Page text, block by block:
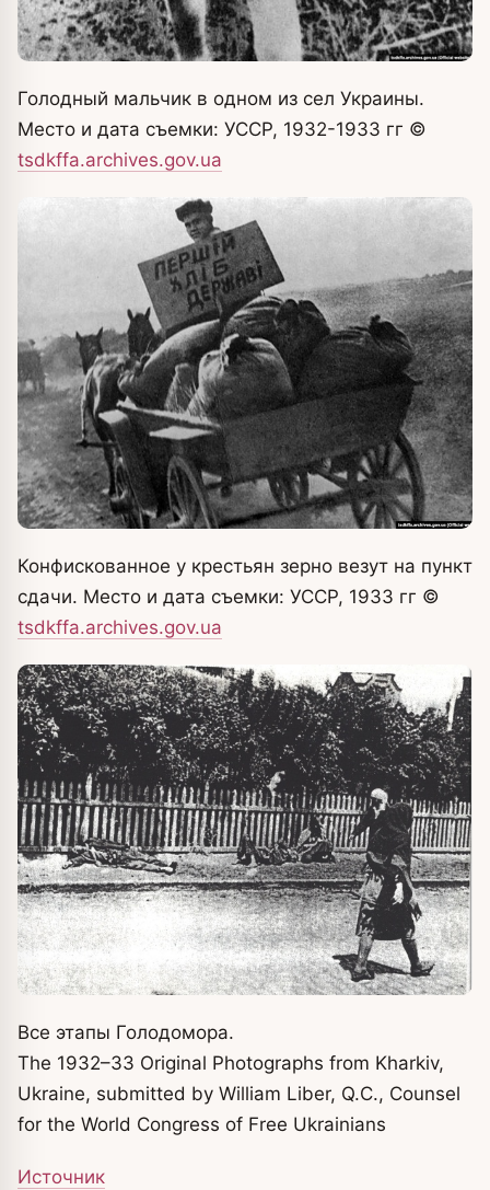
Голодный мальчик в одном из сел Украины.
Место и дата съемки: УССР, 1932-1933 гг ©
tsdkffa.archives.gov.ua
Конфискованное у крестьян зерно везут на пункт
сдачи. Место и дата съемки: УССР, 1933 гг ©
tsdkffa.archives.gov.ua
Все этапы Голодомора.
The 1932–33 Original Photographs from Kharkiv,
Ukraine, submitted by William Liber, Q.C., Counsel
for the World Congress of Free Ukrainians
Источник